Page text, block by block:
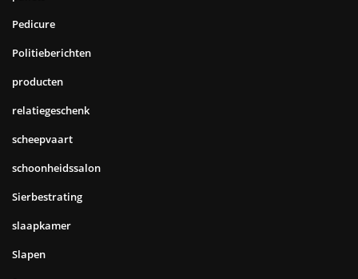
Pedicure
Politieberichten
producten
relatiegeschenk
scheepvaart
schoonheidssalon
Sierbestrating
slaapkamer
Slapen